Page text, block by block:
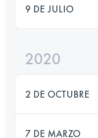
9 DE JULIO
2020
2 DE OCTUBRE
7 DE MARZO